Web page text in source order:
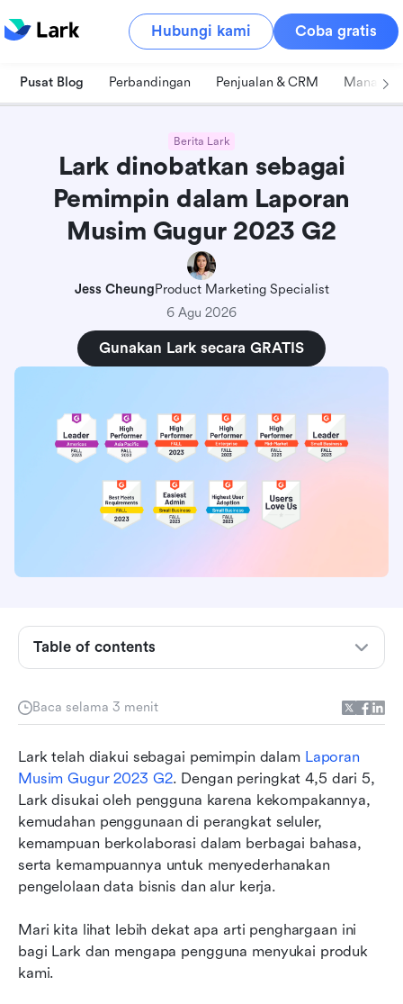
Hubungi kami Coba gratis
Pusat Blog Perbandingan Penjualan & CRM
Berita Lark
Lark dinobatkan sebagai
Pemimpin dalam Laporan
Musim Gugur 2023 G2
Jess CheungProduct Marketing Specialist
6 Agu 2026
Gunakan Lark secara GRATIS
Baca selama 3 menit
Lark telah diakui sebagai pemimpin dalam Laporan
Musim Gugur 2023 G2. Dengan peringkat 4,5 dari 5,
Lark disukai oleh pengguna karena kekompakannya,
kemudahan penggunaan di perangkat seluler,
kemampuan berkolaborasi dalam berbagai bahasa,
serta kemampuannya untuk menyederhanakan
pengelolaan data bisnis dan alur kerja.
Mari kita lihat lebih dekat apa arti penghargaan ini
bagi Lark dan mengapa pengguna menyukai produk
kami.
Table of contents
Apa itu G2?
Menurut ulasan G2, apa yang disukai pengguna
tentang Lark
Dalam kata-kata pengguna
Kesimpulan